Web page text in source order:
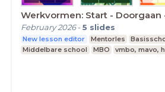
Werkvormen: Start - Doorgaan
February 2026-5 slides
New lesson editor Mentorles
Middelbare school
MBO vmbo, mavo,